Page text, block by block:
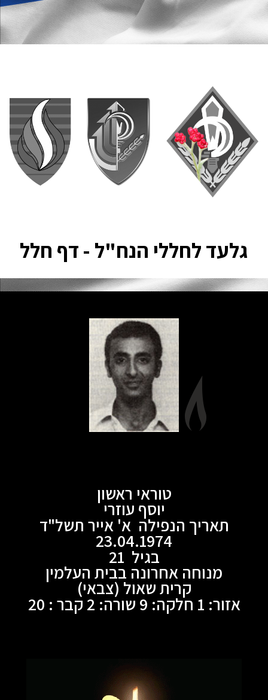
גלעד לחללי הנח"ל - דף חלל
טוראי ראשון
יוסף עוזרי
תאריך הנפילה א' אייר תשל"ד
23.04.1974
בגיל 21
מנוחה אחרונה בבית העלמין
קרית שאול (צבאי)
אזור: 1 חלקה: 9 שורה: 2 קבר : 20